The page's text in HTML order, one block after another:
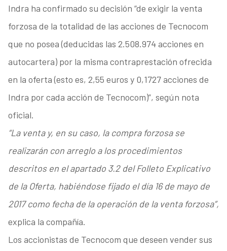
Indra ha confirmado su decisión “de exigir la venta
forzosa de la totalidad de las acciones de Tecnocom
que no posea (deducidas las 2.508.974 acciones en
autocartera) por la misma contraprestación ofrecida
en la oferta (esto es, 2,55 euros y 0,1727 acciones de
Indra por cada acción de Tecnocom)”, según nota
oficial.
“La venta y, en su caso, la compra forzosa se
realizarán con arreglo a los procedimientos
descritos en el apartado 3.2 del Folleto Explicativo
de la Oferta, habiéndose fijado el día 16 de mayo de
2017 como fecha de la operación de la venta forzosa”,
explica la compañía.
Los accionistas de Tecnocom que deseen vender sus